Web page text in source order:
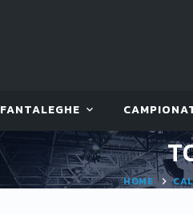
FANTALEGHE
HOME